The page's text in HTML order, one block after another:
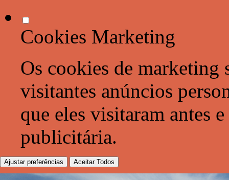
Cookies Marketing
Os cookies de marketing
visitantes anúncios
que eles visitaram antes
publicitária.
Ajustar preferências Aceitar Todos